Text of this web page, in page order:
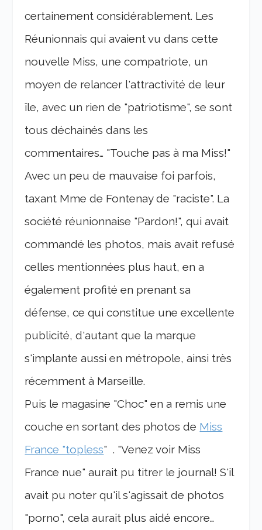
certainement considérablement. Les
Réunionnais qui avaient vu dans cette
nouvelle Miss, une compatriote, un
moyen de relancer l'attractivité de leur
île, avec un rien de "patriotisme", se sont
tous déchainés dans les
commentaires… "Touche pas à ma Miss!"
Avec un peu de mauvaise foi parfois,
taxant Mme de Fontenay de "raciste". La
société réunionnaise "Pardon!", qui avait
commandé les photos, mais avait refusé
celles mentionnées plus haut, en a
également profité en prenant sa
défense, ce qui constitue une excellente
publicité, d'autant que la marque
s'implante aussi en métropole, ainsi très
récemment à Marseille.
Puis le magasine "Choc" en a remis une
couche en sortant des photos de Miss
France "topless" . "Venez voir Miss
France nue" aurait pu titrer le journal! S'il
avait pu noter qu'il s'agissait de photos
"porno", cela aurait plus aidé encore…